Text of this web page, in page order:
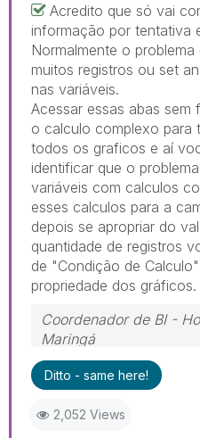
Acredito que só vai
informação por tentativa
Normalmente o
muitos registros ou set
nas variáveis.
Acessar essas abas sem
o calculo complexo para
todos os graficos e aí
identificar que o
variáveis com calculos
esses calculos para a
depois se apropriar do
quantidade de registros
de "Condição de
propriedade dos gráficos.
Coordenador de BI -
Maringá
Ditto - same here!
2,052 Views